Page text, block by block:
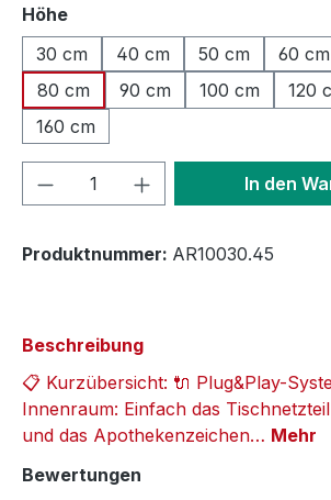
Höheauswählen
30 cm
40 cm 50 cm 60 cm
80 cm
90 cm 100 cm 120
160 cm
Produkt Anzahl: Gib den
In den
Produktnummer: AR10030.45
Beschreibung
📋 Kurzübersicht: 🔌 Plug&Play-
Innenraum: Einfach das
und das Apothekenzeichen… Mehr
Bewertungen